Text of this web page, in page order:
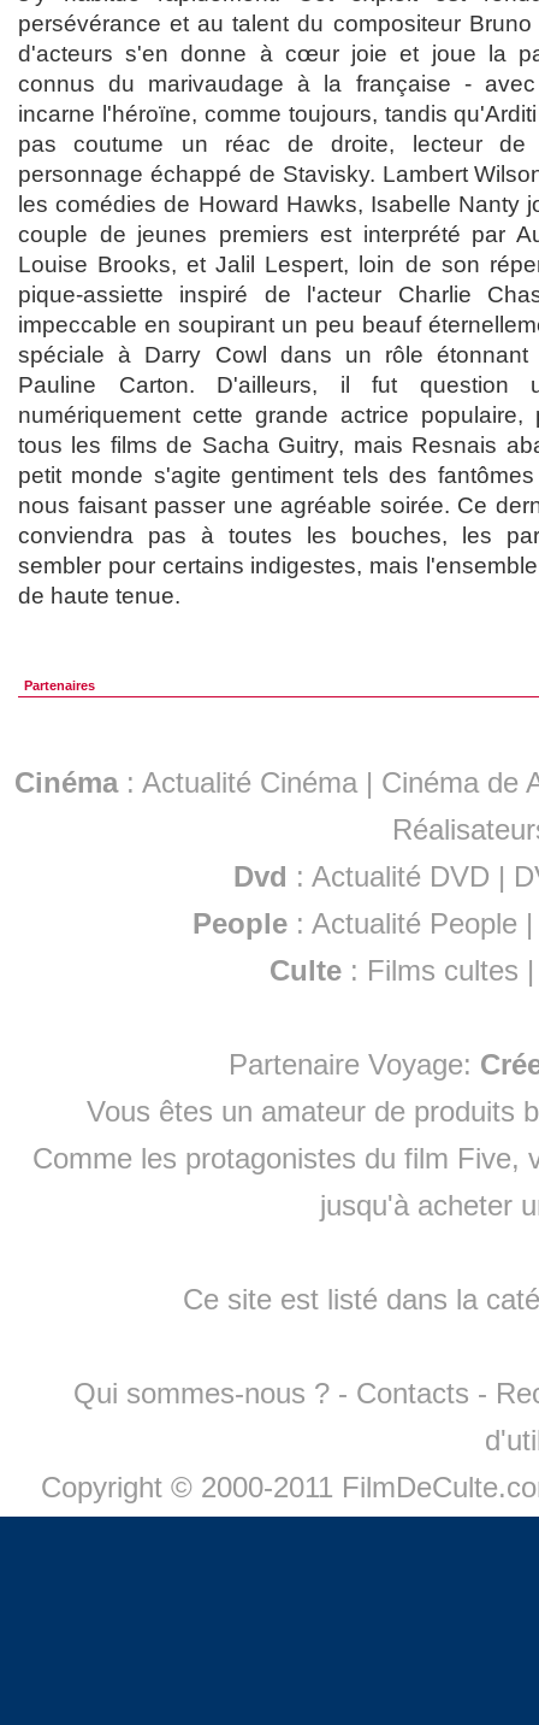
persévérance et au talent du compositeur
d'acteurs s'en donne à cœur joie et joue la
connus du marivaudage à la française -
incarne l'héroïne, comme toujours, tandis
pas coutume un réac de droite, lecteur de
personnage échappé de Stavisky. Lambert
les comédies de Howard Hawks, Isabelle Nanty
couple de jeunes premiers est interprété par
Louise Brooks, et Jalil Lespert, loin de son
pique-assiette inspiré de l'acteur Charlie
impeccable en soupirant un peu beauf
spéciale à Darry Cowl dans un rôle
Pauline Carton. D'ailleurs, il fut question
numériquement cette grande actrice
tous les films de Sacha Guitry, mais Resnais
petit monde s'agite gentiment tels des
nous faisant passer une agréable soirée. Ce
conviendra pas à toutes les bouches, les
sembler pour certains indigestes, mais
de haute tenue.
Partenaires
Cinéma: Actualité Cinéma | Cinéma de
Dvd : Actualité DVD |
People :Actualité People
Culte : Films cultes
Partenaire Voyage:
Vous êtes un amateur de produits
Comme les protagonistes du film Five,
jusqu'à acheter
Ce site est listé dans la
Qui sommes-nous ? - Contacts -
Copyright © 2000-2011